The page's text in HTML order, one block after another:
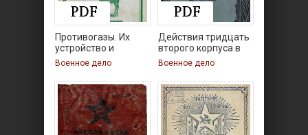
Противогазы. Их
устройство и
применение
Военное дело
Действия тридцать
второго корпуса в
Военное дело